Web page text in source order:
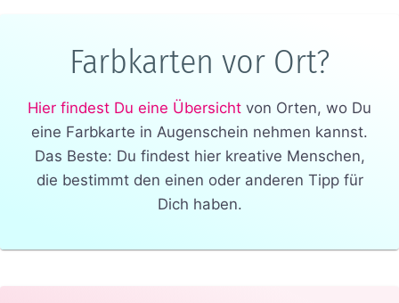
Farbkarten vor Ort?
Hier findest Du eine Übersicht von Orten, wo Du
eine Farbkarte in Augenschein nehmen kannst.
Das Beste: Du findest hier kreative Menschen,
die bestimmt den einen oder anderen Tipp für
Dich haben.